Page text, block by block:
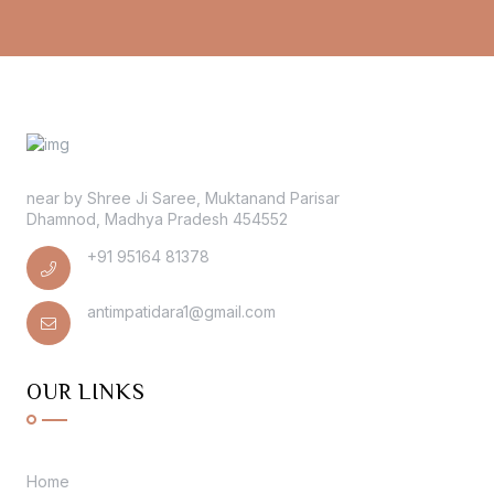
near by Shree Ji Saree, Muktanand Parisar
Dhamnod, Madhya Pradesh 454552
+91 95164 81378
antimpatidara1@gmail.com
OUR LINKS
Home